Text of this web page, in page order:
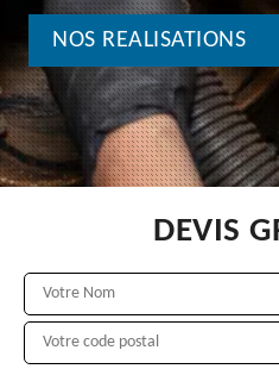
NOS REALISATIONS
DEVIS